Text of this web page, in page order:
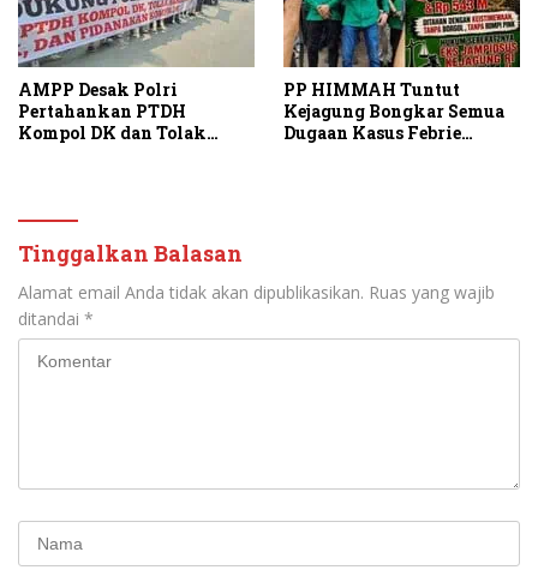
AMPP Desak Polri
Pertahankan PTDH
Kompol DK dan Tolak
PP HIMMAH Tuntut
Kejagung Bongkar Semua
Dugaan Kasus Febrie
Tinggalkan Balasan
Alamat email Anda tidak akan dipublikasikan. Ruas yang wajib
ditandai *